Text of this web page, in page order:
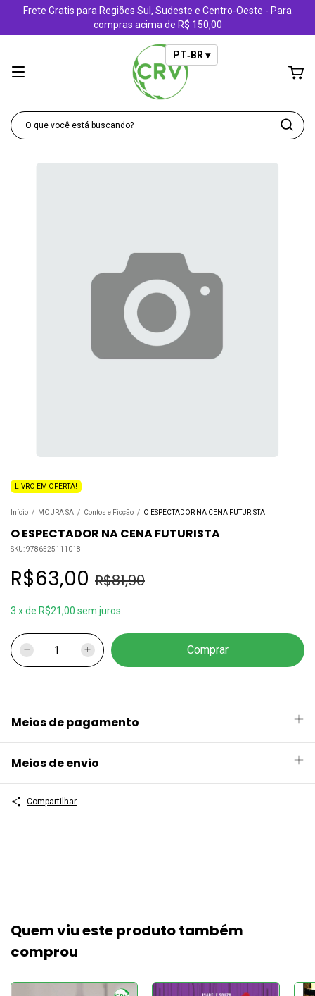
Frete Gratis para Regiões Sul, Sudeste e Centro-Oeste - Para
compras acima de R$ 150,00
PT‑BR ▾
LIVRO EM OFERTA!
Início / MOURA SA / Contos e Ficção / O ESPECTADOR NA CENA FUTURISTA
O ESPECTADOR NA CENA FUTURISTA
SKU:9786525111018
R$63,00 R$81,90
3 xde R$21,00 sem juros
Meios de pagamento
Meios de envio
Compartilhar
Quem viu este produto também
comprou